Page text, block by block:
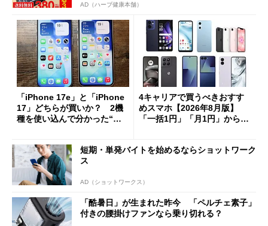
AD（ハーブ健康本舗）
「iPhone 17e」と「iPhone
17」どちらが買いか？ 2機
種を使い込んで分かった“ス
4キャリアで買うべきおすす
めスマホ【2026年8月版】
「一括1円」「月1円」からお
短期・単発バイトを始めるならショットワーク
ス
AD（ショットワークス）
「酷暑日」が生まれた昨今 「ペルチェ素子」
付きの腰掛けファンなら乗り切れる？